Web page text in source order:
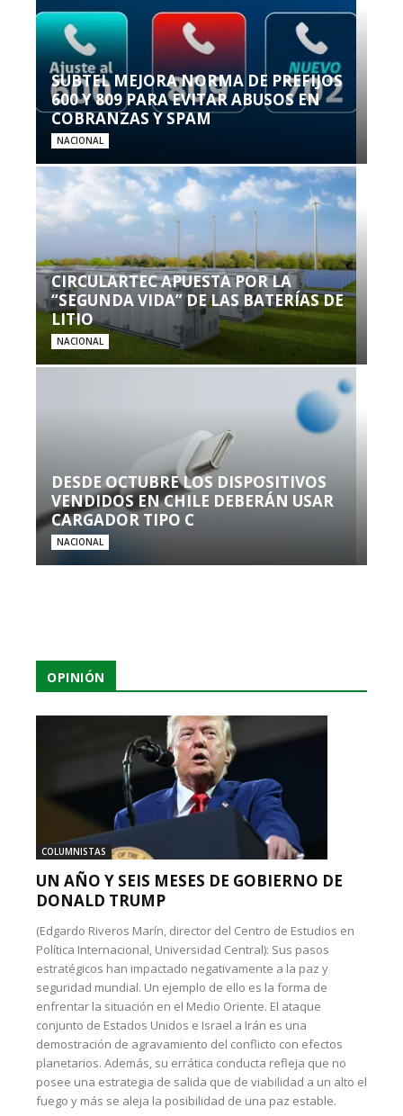
SUBTEL MEJORA NORMA DE PREFIJOS
600 Y 809 PARA EVITAR ABUSOS EN
COBRANZAS Y SPAM
NACIONAL
CIRCULARTEC APUESTA POR LA
“SEGUNDA VIDA” DE LAS BATERÍAS DE
LITIO
NACIONAL
DESDE OCTUBRE LOS DISPOSITIVOS
VENDIDOS EN CHILE DEBERÁN USAR
CARGADOR TIPO C
NACIONAL
OPINIÓN
COLUMNISTAS
UN AÑO Y SEIS MESES DE GOBIERNO DE
DONALD TRUMP
(Edgardo Riveros Marín, director del Centro de Estudios en
Política Internacional, Universidad Central): Sus pasos
estratégicos han impactado negativamente a la paz y
seguridad mundial. Un ejemplo de ello es la forma de
enfrentar la situación en el Medio Oriente. El ataque
conjunto de Estados Unidos e Israel a Irán es una
demostración de agravamiento del conflicto con efectos
planetarios. Además, su errática conducta refleja que no
posee una estrategia de salida que de viabilidad a un alto el
fuego y más se aleja la posibilidad de una paz estable.